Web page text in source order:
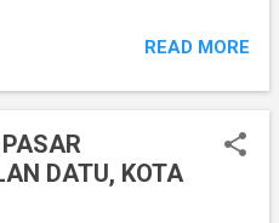
kerana drama "7 Hari
korang betul-betul sampai
korang boleh juga guna
SALAI POKSU"
Menu utama
Kambing, Daging Salai, Itik
READ MORE
DATU, KOTA